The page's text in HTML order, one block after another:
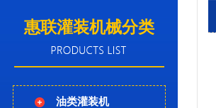
惠联灌装机械分类
油类灌装机